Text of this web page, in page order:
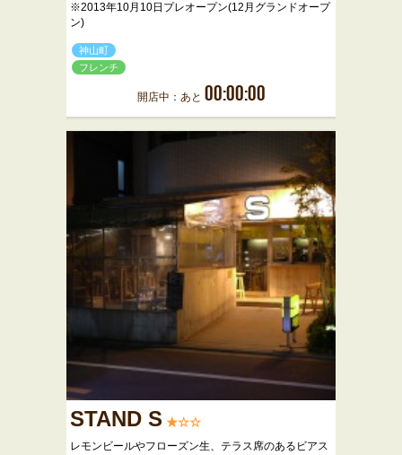
※2013年10月10日プレオープン(12月グランドオープ
ン)
神山町
フレンチ
開店中：あと 00:00:00
STAND S ★☆☆
レモンビールやフローズン生、テラス席のあるビアス